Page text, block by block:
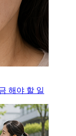
해야 할 일